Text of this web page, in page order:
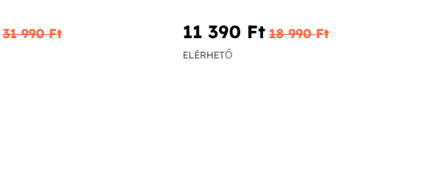
31 990 Ft‎ 11 390 Ft‎ 18 990 Ft‎
ELÉRHETŐ